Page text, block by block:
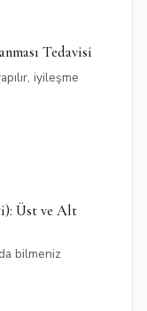
Tedavisi
iyileşme
Üst ve Alt
bilmeniz